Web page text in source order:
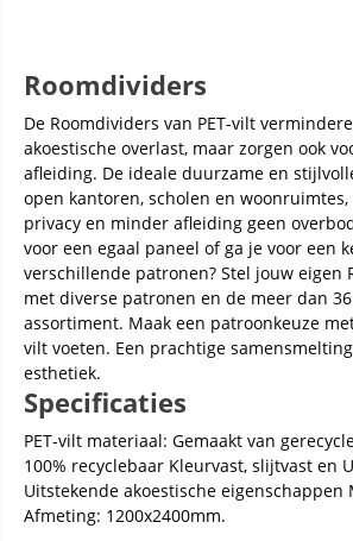
Roomdividers
De Roomdividers van PET-vilt
akoestische overlast, maar zorgen ook
afleiding. De ideale duurzame en
open kantoren, scholen en
privacy en minder afleiding geen
voor een egaal paneel of ga je voor een
verschillende patronen? Stel jouw eigen
met diverse patronen en de meer dan
assortiment. Maak een patroonkeuze
vilt voeten. Een prachtige
esthetiek.
Specificaties
PET-vilt materiaal: Gemaakt van
100% recyclebaar Kleurvast, slijtvast en
Uitstekende akoestische eigenschappen
Afmeting: 1200x2400mm.